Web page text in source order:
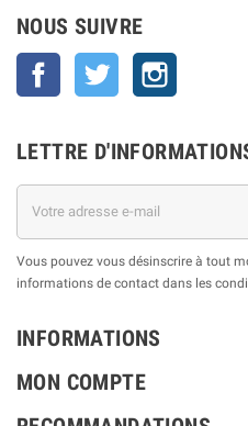
NOUS SUIVRE
Facebook Twitter
LETTRE
Vous pouvez vous désinscrire à tout
informations de contact dans les
INFORMATIONS
MON COMPTE